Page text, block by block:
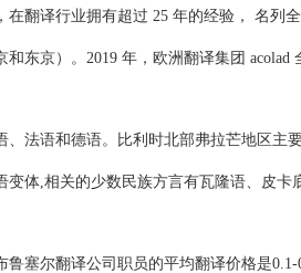
在翻译行业拥有超过 25 年的经验， 名列
和东京）。2019 年，欧洲翻译集团
、法语和德语。比利时北部弗拉芒地区主
变体,相关的少数民族方言有瓦隆语、皮卡
鲁塞尔翻译公司职员的平均翻译价格是0.1-